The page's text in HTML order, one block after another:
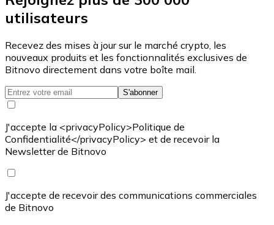
utilisateurs
Recevez des mises à jour sur le marché crypto, les
nouveaux produits et les fonctionnalités exclusives de
Bitnovo directement dans votre boîte mail.
S'abonner
J'accepte la <privacyPolicy>Politique de
Confidentialité</privacyPolicy> et de recevoir la
Newsletter de Bitnovo
J'accepte de recevoir des communications commerciales
de Bitnovo